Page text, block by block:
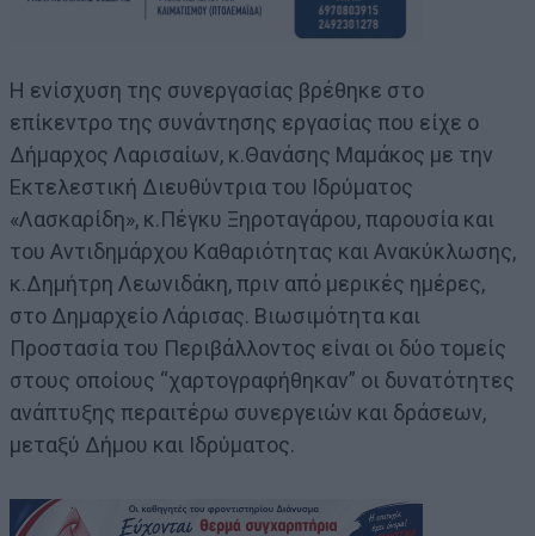
Η ενίσχυση της συνεργασίας βρέθηκε στο
επίκεντρο της συνάντησης εργασίας που είχε ο
Δήμαρχος Λαρισαίων, κ.Θανάσης Μαμάκος με την
Εκτελεστική Διευθύντρια του Ιδρύματος
«Λασκαρίδη», κ.Πέγκυ Ξηροταγάρου, παρουσία και
του Αντιδημάρχου Καθαριότητας και Ανακύκλωσης,
κ.Δημήτρη Λεωνιδάκη, πριν από μερικές ημέρες,
στο Δημαρχείο Λάρισας. Βιωσιμότητα και
Προστασία του Περιβάλλοντος είναι οι δύο τομείς
στους οποίους “χαρτογραφήθηκαν” οι δυνατότητες
ανάπτυξης περαιτέρω συνεργειών και δράσεων,
μεταξύ Δήμου και Ιδρύματος.